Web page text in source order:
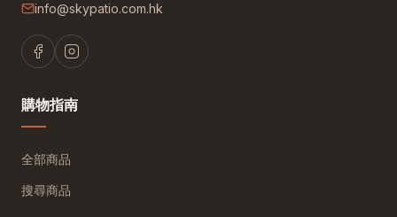
info@skypatio.com.hk
購物指南
全部商品
搜尋商品